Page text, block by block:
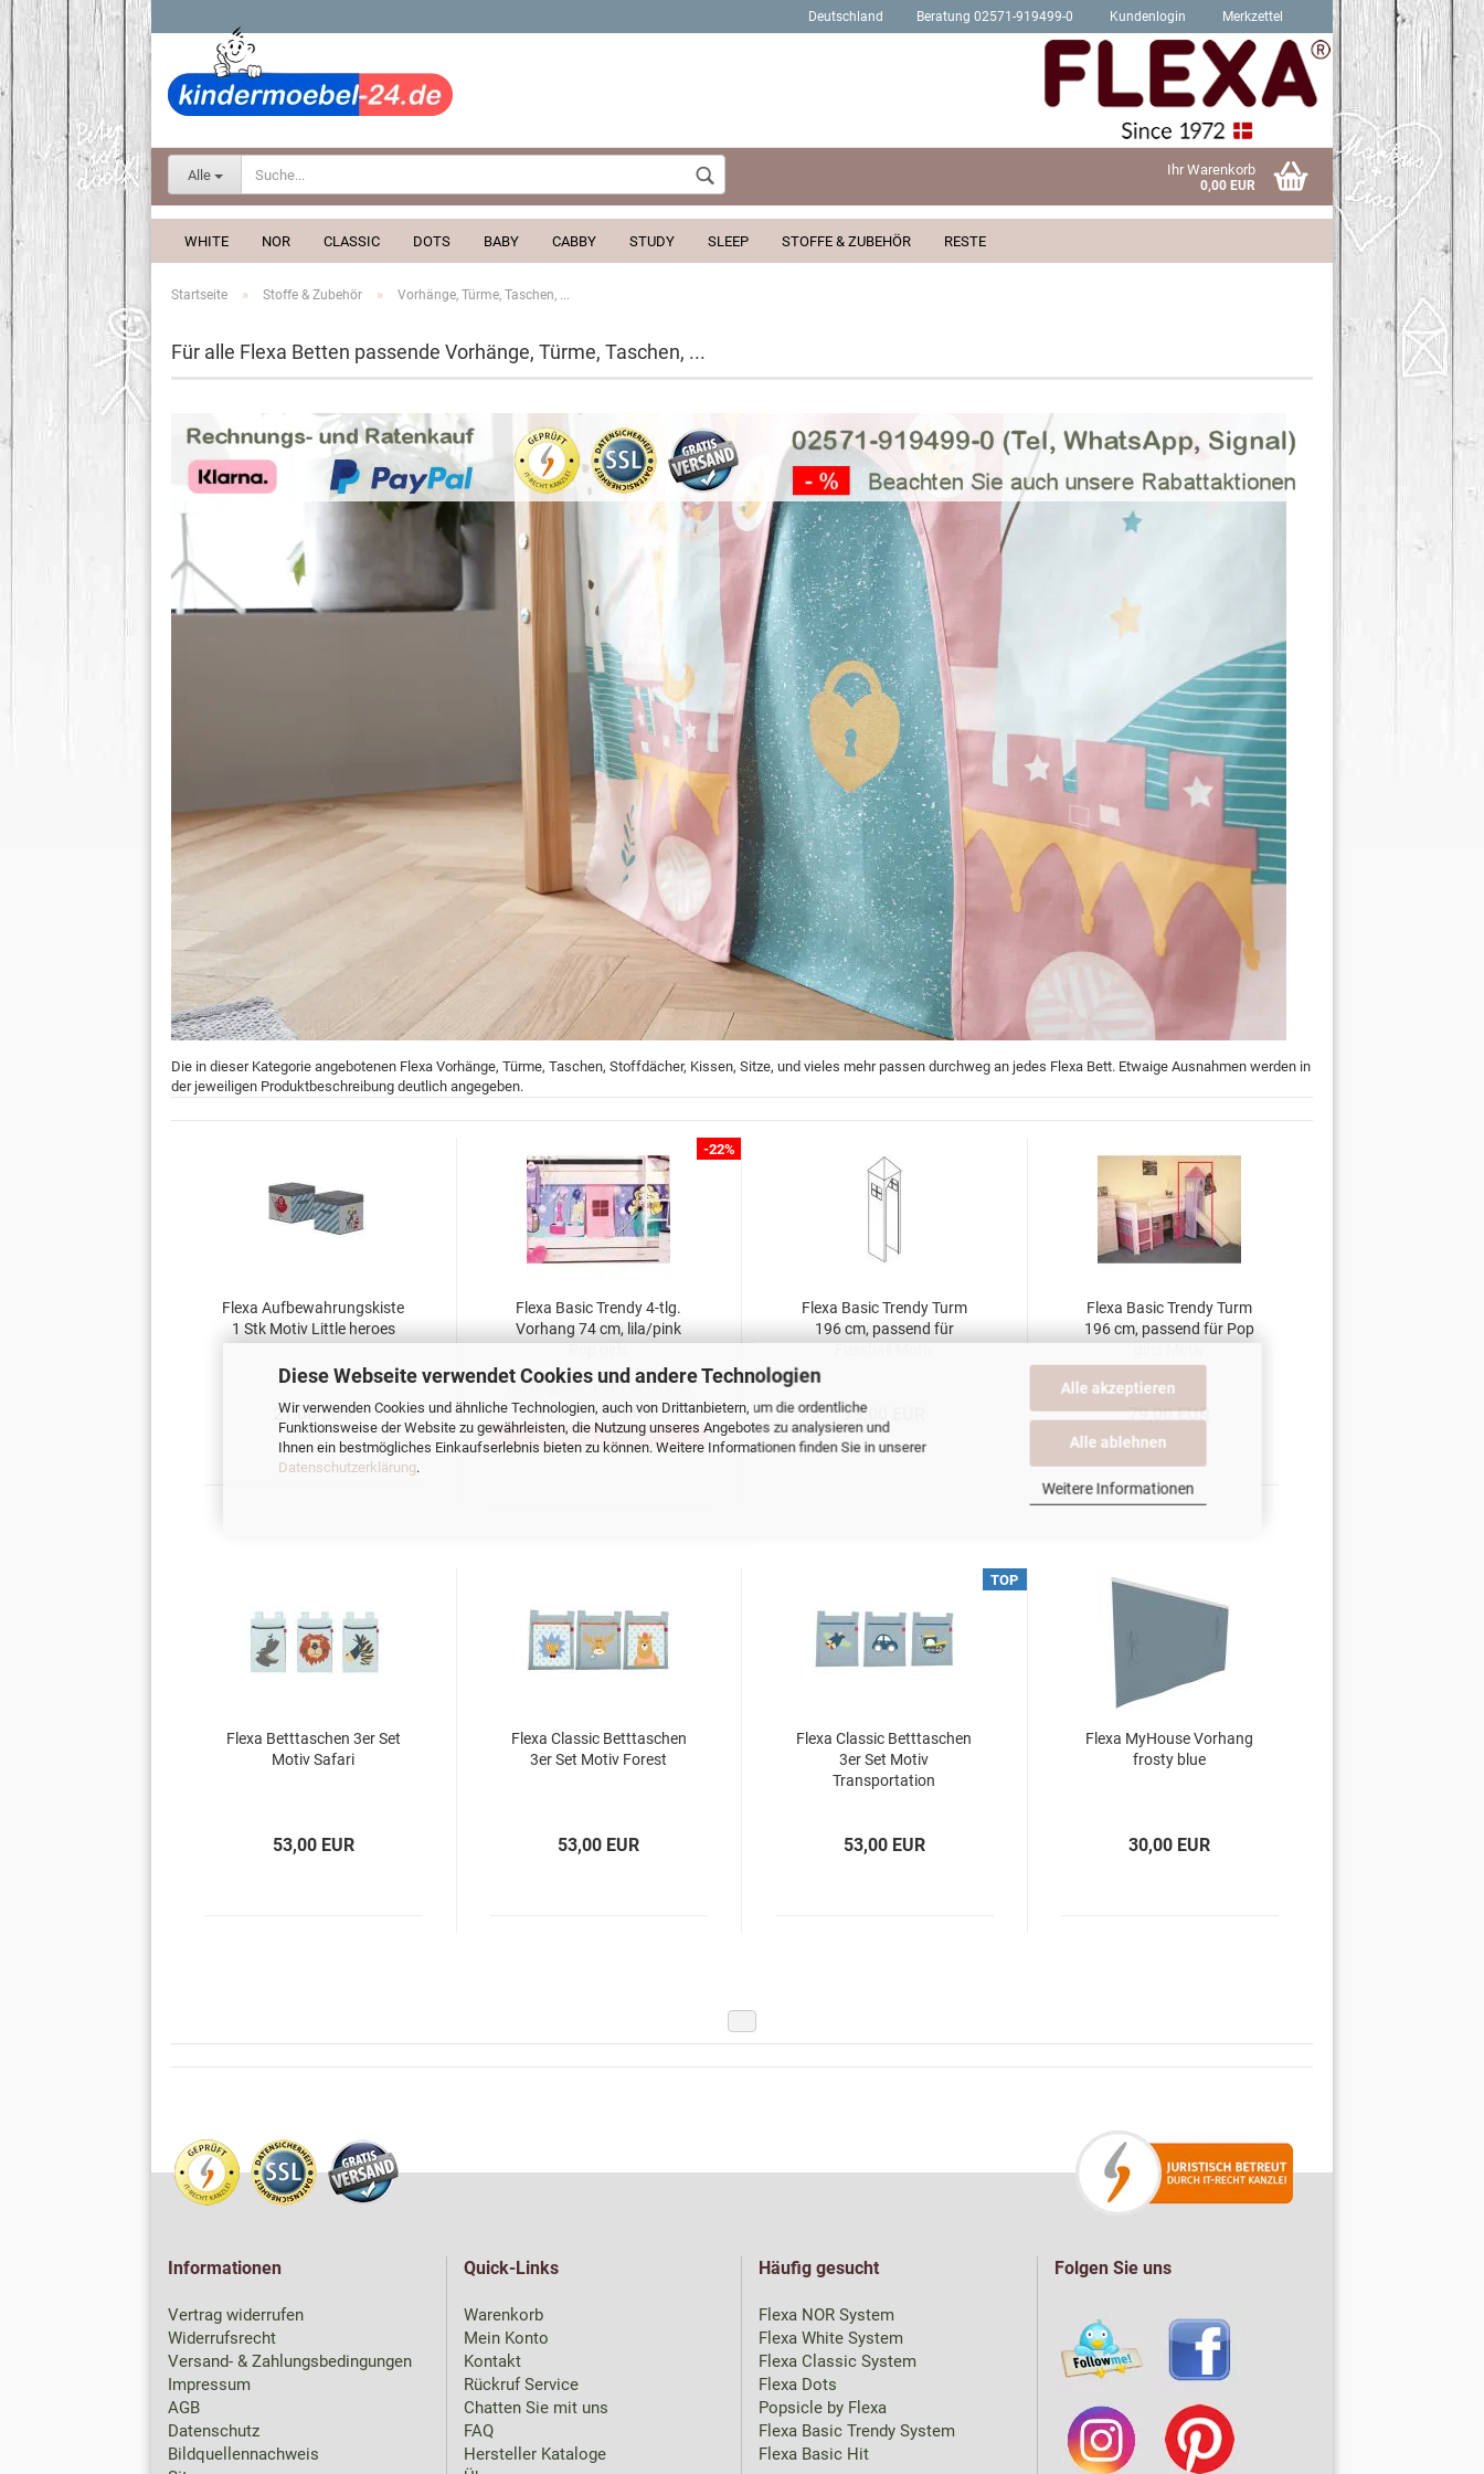
Diese Webseite verwendet Cookies und andere Technologien
Wir verwenden Cookies und ähnliche Technologien, auch von Drittanbietern, um die ordentliche
Funktionsweise der Website zu gewährleisten, die Nutzung unseres Angebotes zu analysieren und
Ihnen ein bestmögliches Einkaufserlebnis bieten zu können. Weitere Informationen finden Sie in unserer
Datenschutzerklärung.
Alle akzeptieren
Alle ablehnen
Weitere Informationen
Deutschland Beratung 02571-919499-0 Kundenlogin Merkzettel
Alle Ihr Warenkorb
0,00 EUR
WHITE NOR CLASSIC DOTS BABY CABBY STUDY SLEEP STOFFE & ZUBEHÖR RESTE
Schrauben für Hit Produkte
Startseite » Stoffe & Zubehör » Vorhänge, Türme, Taschen, ...
Für alle Flexa Betten passende Vorhänge, Türme, Taschen, ...
Die in dieser Kategorie angebotenen Flexa Vorhänge, Türme, Taschen, Stoffdächer, Kissen, Sitze, und vieles mehr passen durchweg an jedes Flexa Bett. Etwaige Ausnahmen werden in
der jeweiligen Produktbeschreibung deutlich angegeben.
Flexa Aufbewahrungskiste
1 Stk Motiv Little heroes
21,00 EUR
-22%
Flexa Basic Trendy 4-tlg.
Vorhang 74 cm, lila/pink
Katalogpreis (UVP) 89,00 EUR
Nur 69,00 EUR
Sie sparen 20,00 EUR !
Flexa Basic Trendy Turm
196 cm, passend für
79,00 EUR
Flexa Basic Trendy Turm
196 cm, passend für Pop
79,00 EUR
Flexa Betttaschen 3er Set
Motiv Safari
53,00 EUR
Flexa Classic Betttaschen
3er Set Motiv Forest
53,00 EUR
TOP
Flexa Classic Betttaschen
3er Set Motiv
Transportation
53,00 EUR
Flexa MyHouse Vorhang
frosty blue
30,00 EUR
Informationen
Vertrag widerrufen
Widerrufsrecht
Versand- & Zahlungsbedingungen
Impressum
AGB
Datenschutz
Bildquellennachweis
Quick-Links
Warenkorb
Mein Konto
Kontakt
Rückruf Service
Chatten Sie mit uns
FAQ
Hersteller Kataloge
Häufig gesucht
Flexa NOR System
Flexa White System
Flexa Classic System
Flexa Dots
Popsicle by Flexa
Flexa Basic Trendy System
Flexa Basic Hit
Folgen Sie uns